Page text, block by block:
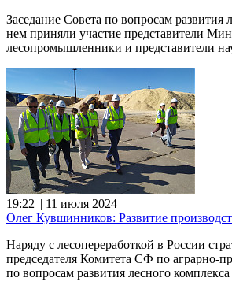
Заседание Совета по вопросам
нем приняли участие представители
лесопромышленники и представители
19:22 || 11 июля 2024
Олег Кувшинников: Развитие
Наряду с лесопереработкой в России
председателя Комитета СФ по аграрно-
по вопросам развития лесного